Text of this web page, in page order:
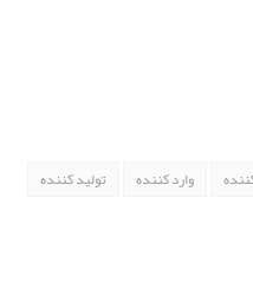
وارد کننده
تولید کننده